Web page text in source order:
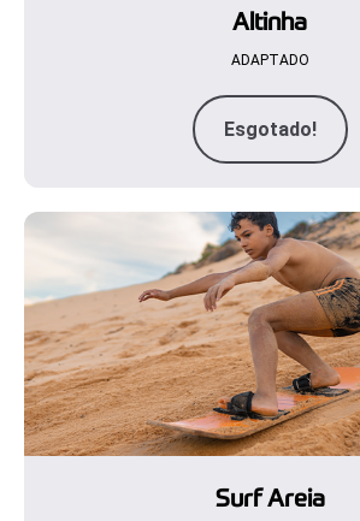
Altinha
ADAPTADO
Esgotado!
Surf Areia